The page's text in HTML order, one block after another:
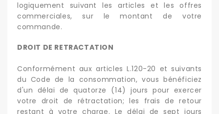
logiquement suivant les articles et les offres
commerciales, sur le montant de votre
commande.
DROIT DE RETRACTATION
Conformément aux articles L.120-20 et suivants
du Code de la consommation, vous bénéficiez
d'un délai de quatorze (14) jours pour exercer
votre droit de rétractation; les frais de retour
restant à votre charge. Le délai de sept jours